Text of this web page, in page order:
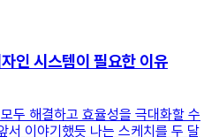
인 시스템이 필요한 이유
두 해결하고 효율성을 극대화할 수
서 이야기했듯 나는 스케치를 두 달